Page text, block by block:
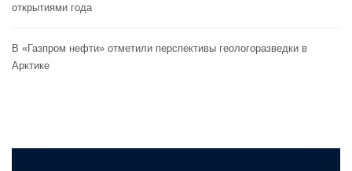
открытиями года
В «Газпром нефти» отметили перспективы геологоразведки в
Арктике